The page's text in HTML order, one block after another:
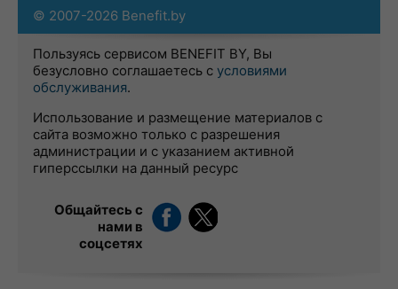
© 2007-2026 Benefit.by
Пользуясь сервисом BENEFIT BY, Вы
безусловно соглашаетесь с условиями
обслуживания.
Использование и размещение материалов с
сайта возможно только с разрешения
администрации и с указанием активной
гиперссылки на данный ресурс
Общайтесь с
нами в
соцсетях